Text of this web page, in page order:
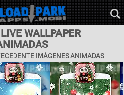
WALLPAPER
IMÁGENES ANIMADAS